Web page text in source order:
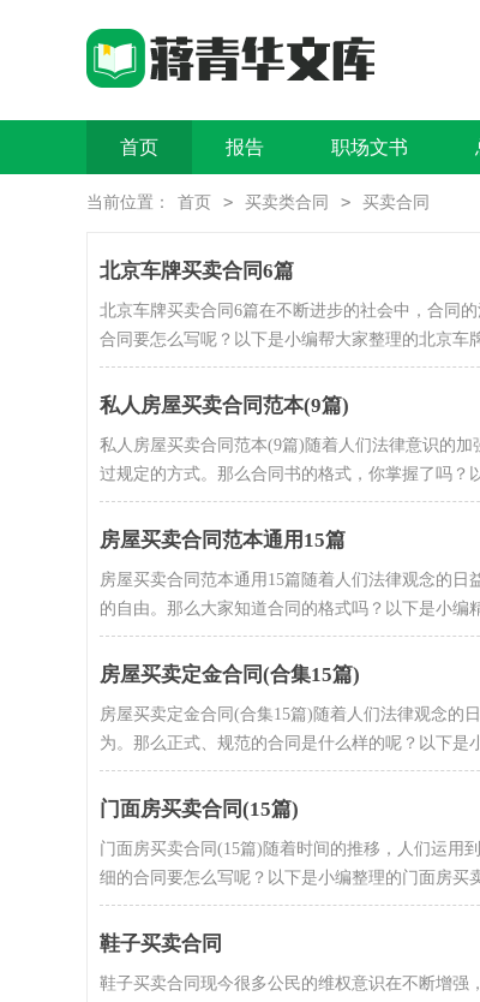
首页 报告 职场文书
当前位置： 首页 > 买卖类合同 > 买卖合同
北京车牌买卖合同6篇
北京车牌买卖合同6篇在不断进步的社会中，合同
合同要怎么写呢？以下是小编帮大家整理的北京车
私人房屋买卖合同范本(9篇)
私人房屋买卖合同范本(9篇)随着人们法律意识的
过规定的方式。那么合同书的格式，你掌握了吗？
房屋买卖合同范本通用15篇
房屋买卖合同范本通用15篇随着人们法律观念的
的自由。那么大家知道合同的格式吗？以下是小编
房屋买卖定金合同(合集15篇)
房屋买卖定金合同(合集15篇)随着人们法律观念的
为。那么正式、规范的合同是什么样的呢？以下是
门面房买卖合同(15篇)
门面房买卖合同(15篇)随着时间的推移，人们运用
细的合同要怎么写呢？以下是小编整理的门面房买
鞋子买卖合同
鞋子买卖合同现今很多公民的维权意识在不断增强